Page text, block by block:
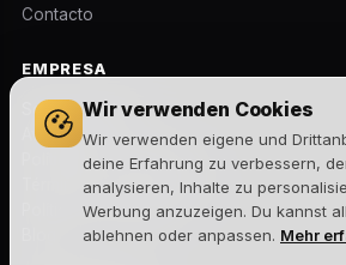
Wir verwenden Cookies
Wir verwenden eigene und
deine Erfahrung zu verbessern,
analysieren, Inhalte zu
Werbung anzuzeigen. Du kannst
ablehnen oder anpassen. Mehr
Contacto
EMPRESA
Sobre nosotros
Aviso legal
Política de privacidad
Términos y condiciones
Política de cookies